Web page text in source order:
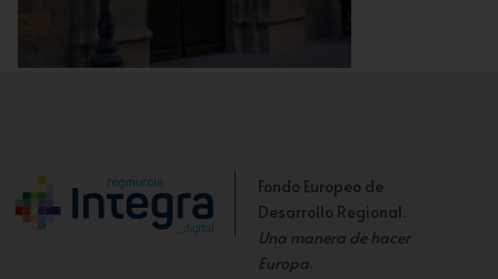
Fondo Europeo de
Desarrollo Regional.
Una manera de hacer
Europa.